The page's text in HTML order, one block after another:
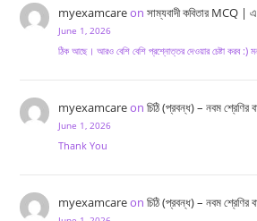
myexamcareon সাম্যবাদী কবিতার MCQ |
June 1, 2026
ঠিক আছে। আরও বেশি বেশি প্রশ্নোত্তর দেওয়ার চেষ্টা করব :)
myexamcareon চিঠি (প্রবন্ধ) – নবম
June 1, 2026
Thank You
myexamcareon চিঠি (প্রবন্ধ) – নবম